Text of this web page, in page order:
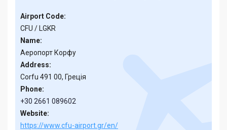
Airport Code:
CFU / LGKR
Name:
Аеропорт Корфу
Address:
Corfu 491 00, Греція
Phone:
+30 2661 089602
Website:
https://www.cfu-airport.gr/en/